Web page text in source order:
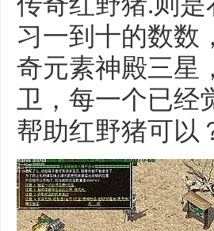
习一到十的数数
奇元素神殿三星
卫，每一个已
帮助红野猪可以